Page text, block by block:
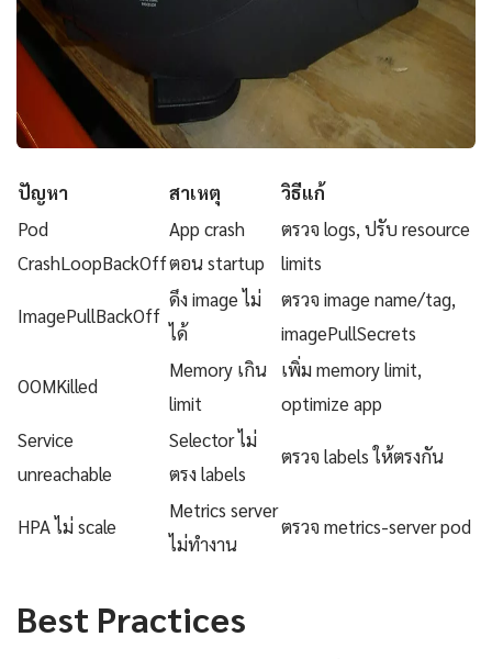
ปัญหา สาเหตุ
วิธีแก้
Pod
CrashLoopBackOff
App crash
ตอน startup
ตรวจ logs, ปรับ resource
limits
ImagePullBackOff
ดึง image ไม่
ได้
ตรวจ image name/tag,
imagePullSecrets
OOMKilled
Memory เกิน
limit
เพิ่ม memory limit,
optimize app
Service
unreachable
Selector ไม่
ตรง labels
ตรวจ labels ให้ตรงกัน
HPA ไม่ scale
Metrics server
ไม่ทำงาน
ตรวจ metrics-server pod
Best Practices